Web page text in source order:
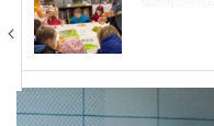
ECONOMIE
SANATATE
SPORT